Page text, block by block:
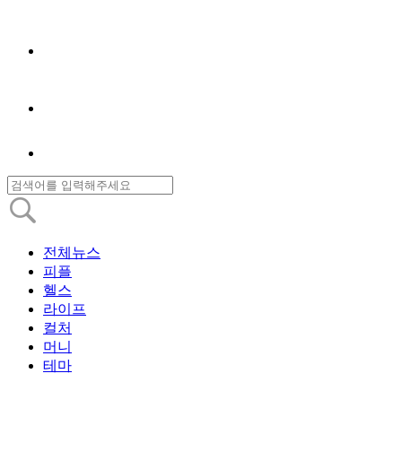
전체뉴스
피플
헬스
라이프
컬처
머니
테마